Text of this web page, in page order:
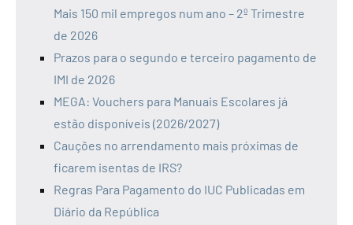
Mais 150 mil empregos num ano – 2º Trimestre
de 2026
Prazos para o segundo e terceiro pagamento de
IMI de 2026
MEGA: Vouchers para Manuais Escolares já
estão disponíveis (2026/2027)
Cauções no arrendamento mais próximas de
ficarem isentas de IRS?
Regras Para Pagamento do IUC Publicadas em
Diário da República